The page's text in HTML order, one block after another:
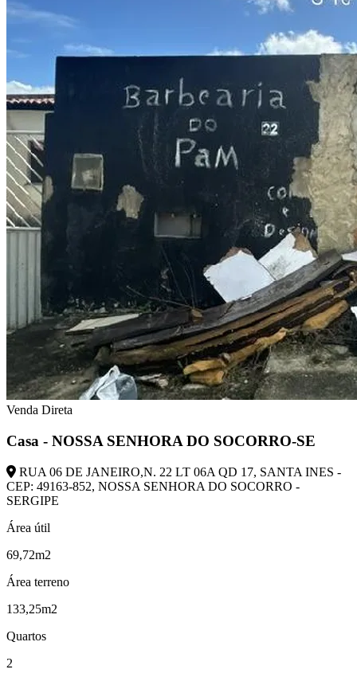
Venda Direta
Casa - NOSSA SENHORA DO SOCORRO-SE
RUA 06 DE JANEIRO,N. 22 LT 06A QD 17, SANTA INES -
CEP: 49163-852, NOSSA SENHORA DO SOCORRO -
SERGIPE
Área útil
69,72m2
Área terreno
133,25m2
Quartos
2